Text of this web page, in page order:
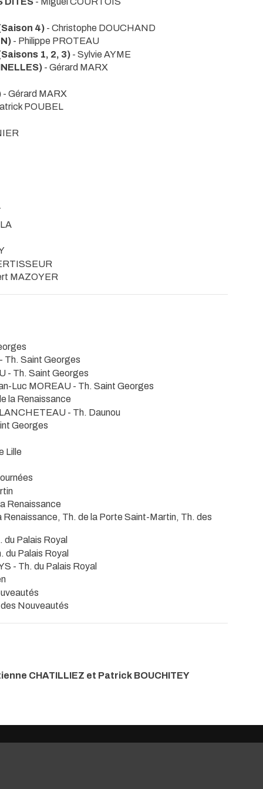
4) - Christophe DOUCHAND
- Philippe PROTEAU
1, 2, 3) - Sylvie AYME
- Gérard MARX
- Gérard MARX
POUBEL
MAZOYER
- Th. Saint Georges
- Th. Saint Georges
Luc MOREAU - Th. Saint Georges
la Renaissance
- Th. Daunou
Georges
Lille
Renaissance
Renaissance, Th. de la Porte Saint-Martin, Th. des
du Palais Royal
du Palais Royal
- Th. du Palais Royal
Nouveautés
CHATILLIEZ et Patrick BOUCHITEY